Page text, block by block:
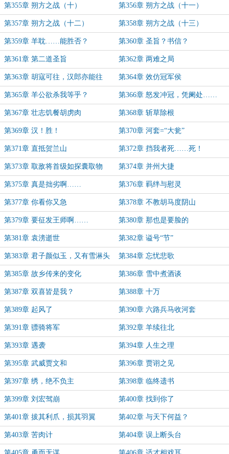
第355章 朔方之战（十） 第356章 朔方之战（十一）
第357章 朔方之战（十二） 第358章 朔方之战（十三）
第359章 羊耽……能胜否？ 第360章 圣旨？书信？
第361章 第二道圣旨 第362章 两难之局
第363章 胡寇可往，汉郎亦能往 第364章 效仿冠军侯
第365章 羊公欲杀我等乎？ 第366章 怒发冲冠，凭阑处……
第367章 壮志饥餐胡虏肉 第368章 斩草除根
第369章 汉！胜！ 第370章 河套=“大瓮”
第371章 直抵贺兰山 第372章 挡我者死……死！
第373章 取敌将首级如探囊取物 第374章 并州大捷
第375章 真是拙劣啊…… 第376章 羁绊与慰灵
第377章 你看你又急 第378章 不教胡马度阴山
第379章 要征发王师啊…… 第380章 那也是要脸的
第381章 袁滂逝世 第382章 谥号“节”
第383章 君子颜似玉，又有雪淋头 第384章 忘忧悲歌
第385章 故乡传来的变化 第386章 雪中煮酒谈
第387章 双喜皆是我？ 第388章 十万
第389章 起风了 第390章 六路兵马收河套
第391章 骠骑将军 第392章 羊续往北
第393章 遇袭 第394章 人生之理
第395章 武威贾文和 第396章 贾诩之见
第397章 绣，绝不负主 第398章 临终遗书
第399章 刘宏驾崩 第400章 找到你了
第401章 拔其利爪，损其羽翼 第402章 与天下何益？
第403章 苦肉计 第404章 误上断头台